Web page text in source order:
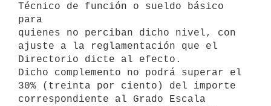
Técnico de función o sueldo básico
para
quienes no perciban dicho nivel, con
ajuste a la reglamentación que el
Directorio dicte al efecto.
Dicho complemento no podrá superar el
30% (treinta por ciento) del importe
correspondiente al Grado Escala